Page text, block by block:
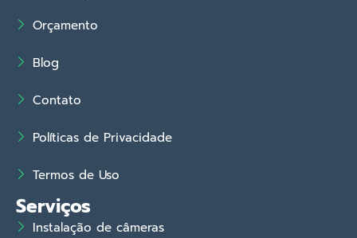
Orçamento
Blog
Contato
Políticas de Privacidade
Termos de Uso
Serviços
Instalação de câmeras